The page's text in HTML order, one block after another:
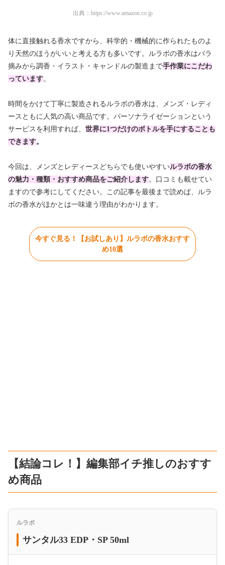
出典： https://www.amazon.co.jp
体に直接触れる香水ですから、科学的・機械的に作られたものよ
り天然のほうがいいと考える方も多いです。ルラボの香水はバラ
摘みから調香・イラスト・キャンドルの製造まで手作業にこだわ
っています。
時間をかけて丁寧に製造されるルラボの香水は、メンズ・レディ
ースともに人気の高い商品です。パーソナライゼーションという
サービスを利用すれば、 世界に1つだけのボトルを手にすることも
できます。
今回は、メンズとレディースどちらでも使いやすいルラボの香水
の魅力・種類・おすすめ商品をご紹介 します。口コミも載せてい
ますので参考にしてください。この記事を最後まで読めば、ルラ
ボの香水がほかとは一味違う理由がわかります。
今すぐ見る！【お試しあり】ルラボの香水おすす
め10選
【結論コレ！】編集部イチ推しのおすす
め商品
ルラボ
サンタル33 EDP・SP 50ml